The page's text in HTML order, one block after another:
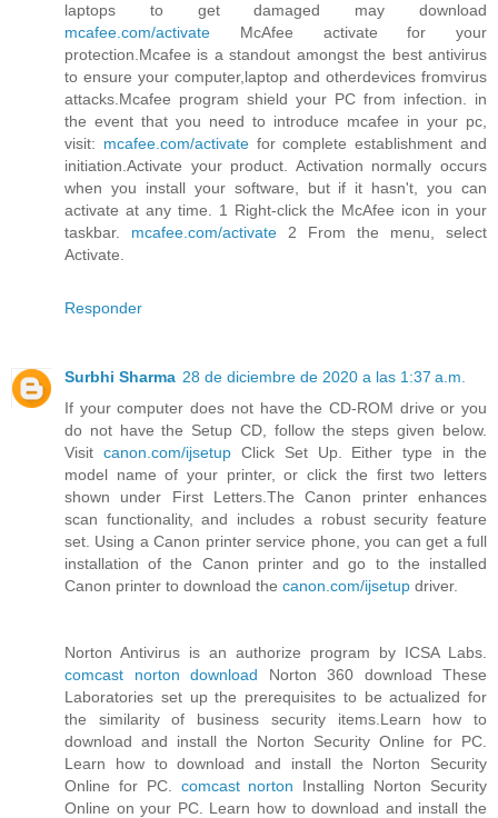
laptops to get damaged may download
mcafee.com/activate McAfee activate for your
protection.Mcafee is a standout amongst the best antivirus
to ensure your computer,laptop and otherdevices fromvirus
attacks.Mcafee program shield your PC from infection. in
the event that you need to introduce mcafee in your pc,
visit: mcafee.com/activatefor complete establishment and
initiation.Activate your product. Activation normally occurs
when you install your software, but if it hasn't, you can
activate at any time. 1 Right-click the McAfee icon in your
taskbar. mcafee.com/activate 2 From the menu, select
Activate.
Responder
Surbhi Sharma 28 de diciembre de 2020 a las 1:37 a.m.
If your computer does not have the CD-ROM drive or you
do not have the Setup CD, follow the steps given below.
Visit canon.com/ijsetupClick Set Up. Either type in the
model name of your printer, or click the first two letters
shown under First Letters.The Canon printer enhances
scan functionality, and includes a robust security feature
set. Using a Canon printer service phone, you can get a full
installation of the Canon printer and go to the installed
Canon printer to download the canon.com/ijsetup driver.
Norton Antivirus is an authorize program by ICSA Labs.
comcast norton download Norton 360 download These
Laboratories set up the prerequisites to be actualized for
the similarity of business security items.Learn how to
download and install the Norton Security Online for PC.
Learn how to download and install the Norton Security
Online for PC. comcast norton Installing Norton Security
Online on your PC. Learn how to download and install the